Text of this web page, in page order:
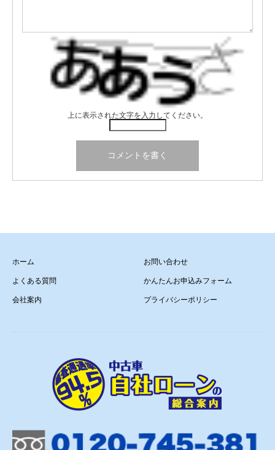
上に表示された文字を入力してください。
ホーム
よくある質問
会社案内
お問い合わせ
かんたんお申込みフォーム
プライバシーポリシー